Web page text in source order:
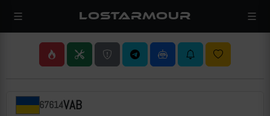
LOSTARMOUR
67614VAB